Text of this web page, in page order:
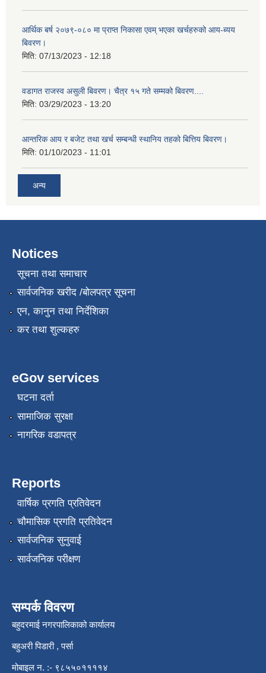
आर्थिक बर्ष २०७९-०८० मा प्राप्त निकासा एवम् भएका खर्चहरुको आय-ब्यय
बिवरण।
मिति: 07/13/2023 - 12:18
वडागत राजस्व असुली बिवरण। चैत्र १५ गते सम्मको बिवरण....
मिति: 03/29/2023 - 13:20
आन्तरिक आय र बजेट तथा खर्च सम्बन्धी स्थानिय तहको बित्तिय बिवरण।
मिति: 01/10/2023 - 11:01
अन्य
Notices
सूचना तथा समाचार
सार्वजनिक खरीद /बोलपत्र सूचना
एन, कानुन तथा निर्देशिका
कर तथा शुल्कहरु
eGov services
घटना दर्ता
सामाजिक सुरक्षा
नागरिक वडापत्र
Reports
वार्षिक प्रगति प्रतिवेदन
चौमासिक प्रगति प्रतिवेदन
सार्वजनिक सुनुवाई
सार्वजनिक परीक्षण
सम्पर्क विवरण
बहुदरमाई नगरपालिकाको कार्यालय
बहुअरी पिडारी , पर्सा
मोबाइल न. :- ९८५५०११११४